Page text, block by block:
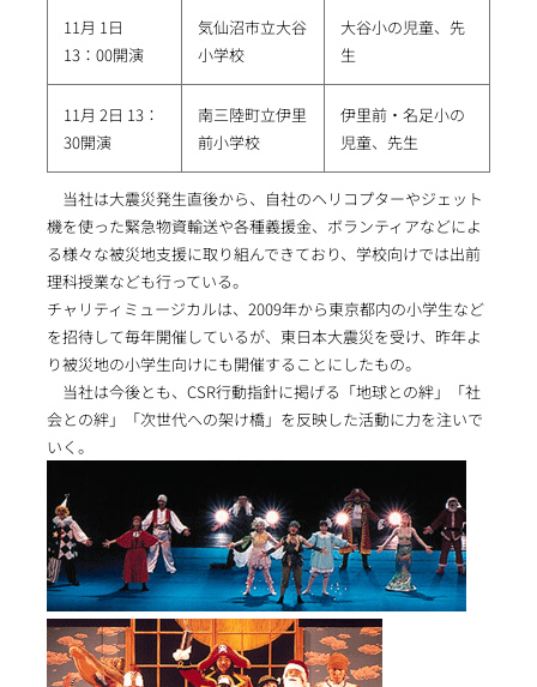
11月 1日
13：00開演
気仙沼市立大谷
小学校
大谷小の児童、先
生
11月 2日 13：
30開演
南三陸町立伊里
前小学校
伊里前・名足小の
児童、先生
当社は大震災発生直後から、自社のヘリコプターやジェット
機を使った緊急物資輸送や各種義援金、ボランティアなどによ
る様々な被災地支援に取り組んできており、学校向けでは出前
理科授業なども行っている。
チャリティミュージカルは、2009年から東京都内の小学生など
を招待して毎年開催しているが、東日本大震災を受け、昨年よ
り被災地の小学生向けにも開催することにしたもの。
当社は今後とも、CSR行動指針に掲げる「地球との絆」「社
会との絆」「次世代への架け橋」を反映した活動に力を注いで
いく。